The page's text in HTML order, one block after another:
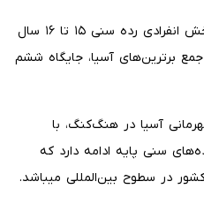
اخوان در ادامه این رقابت‌ها، در بخش انفرادی رده سنی ۱۵ تا ۱۶ سال
برترین‌های آسیا، جایگاه ششم
آسیا در هنگ‌کنگ، با
سنی پایه ادامه دارد که
در سطوح بین‌المللی میباشد.